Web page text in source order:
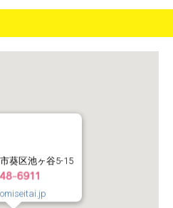
葵区池ヶ谷5-15